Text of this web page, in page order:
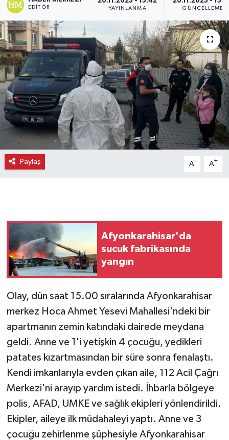
EDITÖR YAYINLANMA GÜNCELLEME
Paylaş A- A+
Afyonkarahisar'da
sucuk fabrikasında
yangın
Olay, dün saat 15.00 sıralarında Afyonkarahisar
merkez Hoca Ahmet Yesevi Mahallesi'ndeki bir
apartmanın zemin katındaki dairede meydana
geldi. Anne ve 1'i yetişkin 4 çocuğu, yedikleri
patates kızartmasından bir süre sonra fenalaştı.
Kendi imkanlarıyla evden çıkan aile, 112 Acil Çağrı
Merkezi'ni arayıp yardım istedi. İhbarla bölgeye
polis, AFAD, UMKE ve sağlık ekipleri yönlendirildi.
Ekipler, aileye ilk müdahaleyi yaptı. Anne ve 3
çocuğu zehirlenme şüphesiyle Afyonkarahisar